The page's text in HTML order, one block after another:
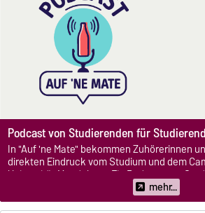
Podcast von Studierenden für
In "Auf 'ne Mate" bekommen Zuhörerinnen
direkten Eindruck vom Studium und dem
Universität Magdeburg. Ein Podcast von
mehr...